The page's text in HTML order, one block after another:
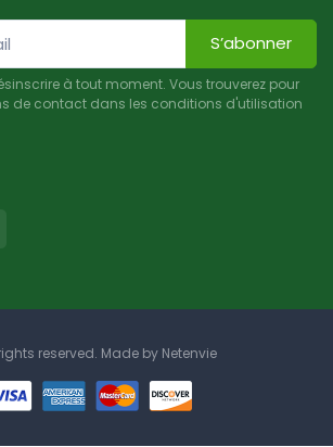
S’abonner
à tout moment. Vous trouverez pour
de contact dans les conditions d'utilisation
reserved. Made by Netenvie